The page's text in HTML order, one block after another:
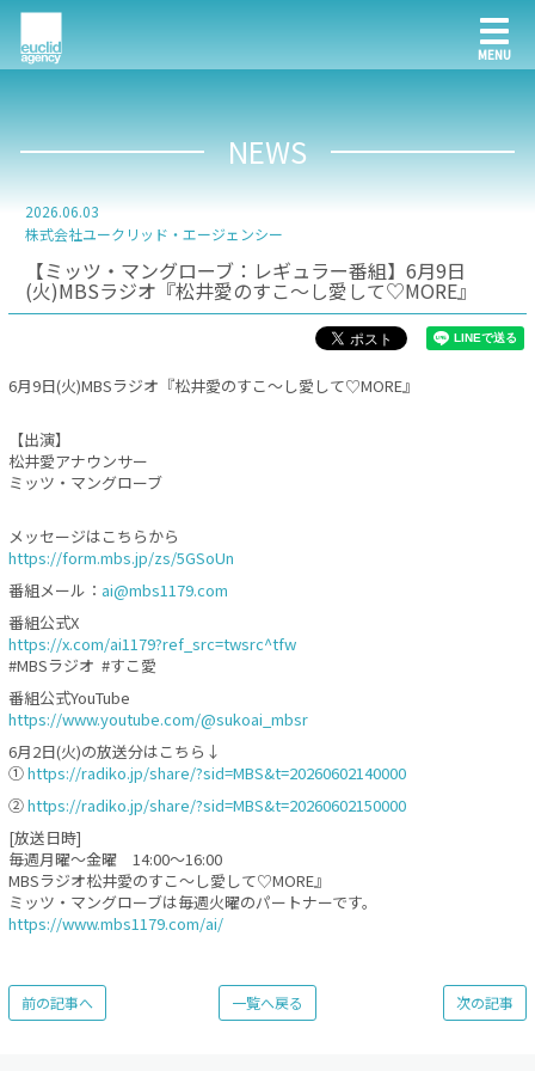
NEWS
2026.06.03
株式会社ユークリッド・エージェンシー
【ミッツ・マングローブ：レギュラー番組】6月9日
(火)MBSラジオ『松井愛のすこ～し愛して♡MORE』
6月9日(火)MBSラジオ『松井愛のすこ～し愛して♡MORE』
【出演】
松井愛アナウンサー
ミッツ・マングローブ
メッセージはこちらから
https://form.mbs.jp/zs/5GSoUn
番組メール： ai@mbs1179.com
番組公式X
https://x.com/ai1179?ref_src=twsrc^tfw
#MBSラジオ #すこ愛
番組公式YouTube
https://www.youtube.com/@sukoai_mbsr
6月2日(火)の放送分はこちら↓
①https://radiko.jp/share/?sid=MBS&t=20260602140000
②https://radiko.jp/share/?sid=MBS&t=20260602150000
[放送日時]
毎週月曜〜金曜 14:00〜16:00
MBSラジオ松井愛のすこ～し愛して♡MORE』
ミッツ・マングローブは毎週火曜のパートナーです。
https://www.mbs1179.com/ai/
次の記事
一覧へ戻る
前の記事へ